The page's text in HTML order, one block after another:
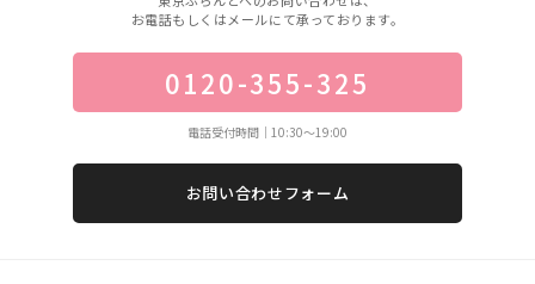
お電話もしくはメールにて承っております。
0120-355-325
電話受付時間｜10:30〜19:00
お問い合わせフォーム